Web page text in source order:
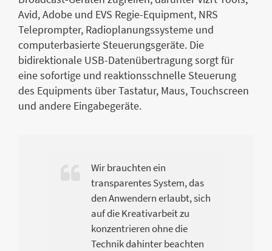
Avid, Adobe und EVS Regie-Equipment, NRS
Teleprompter, Radioplanungssysteme und
computerbasierte Steuerungsgeräte. Die
bidirektionale USB-Datenübertragung sorgt für
eine sofortige und reaktionsschnelle Steuerung
des Equipments über Tastatur, Maus, Touchscreen
und andere Eingabegeräte.
Wir brauchten ein
transparentes System, das
den Anwendern erlaubt, sich
auf die Kreativarbeit zu
konzentrieren ohne die
Technik dahinter beachten